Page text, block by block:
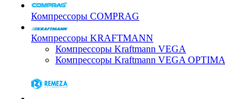
Компрессоры COMPRAG
Компрессоры KRAFTMANN
Компрессоры Kraftmann VEGA
Компрессоры Kraftmann VEGA OPTIMA